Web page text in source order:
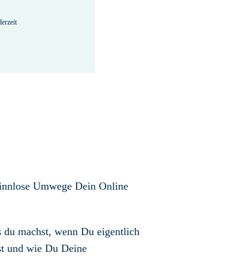
Umwege Dein Online
machst, wenn Du eigentlich
und wie Du Deine